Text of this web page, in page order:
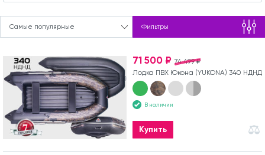
Самые популярные Фильтры
74 499 ₽
71 500 ₽
Лодка ПВХ Юкона (YUKONA) 340 НДНД
В наличии
Купить